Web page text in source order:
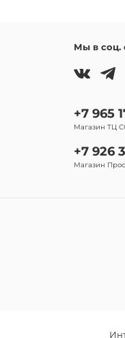
Мы в соц.
+7 965
Магазин ТЦ
+7 926
Магазин